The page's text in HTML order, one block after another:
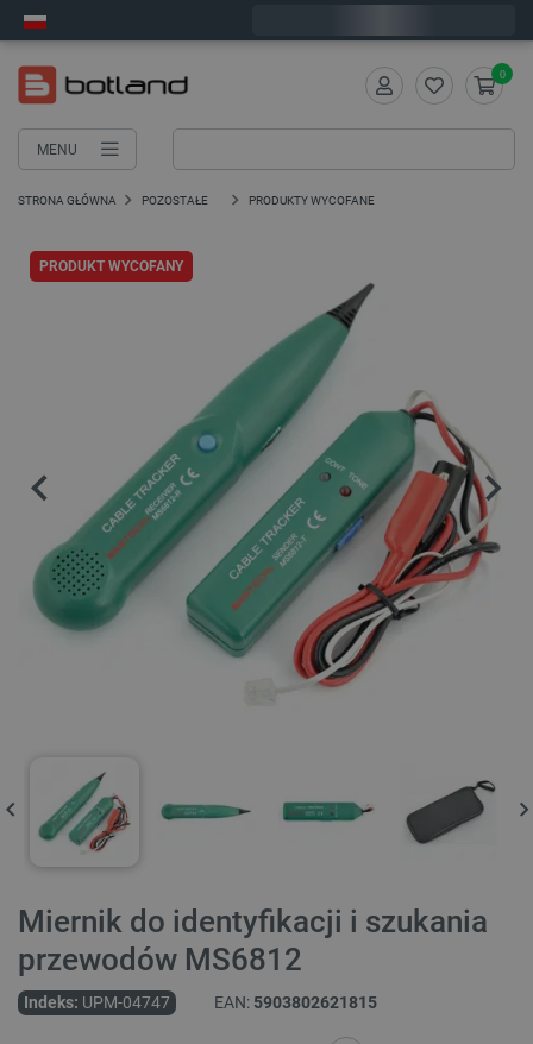
MENU
0
STRONA GŁÓWNA POZOSTAŁE PRODUKTY WYCOFANE
PRODUKT WYCOFANY
Miernik do identyfikacji i szukania
przewodów MS6812
Indeks: UPM-04747 EAN: 5903802621815